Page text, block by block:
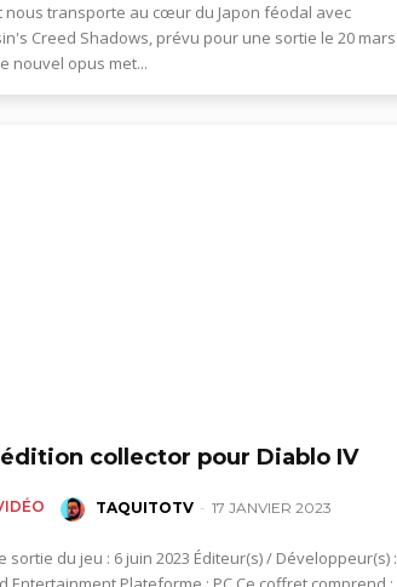
nous transporte au cœur du Japon féodal avec
Creed Shadows, prévu pour une sortie le 20 mars
nouvel opus met...
collector pour Diablo IV
TAQUITOTV - 17 JANVIER 2023
sortie du jeu : 6 juin 2023 Éditeur(s) / Développeur(s) :